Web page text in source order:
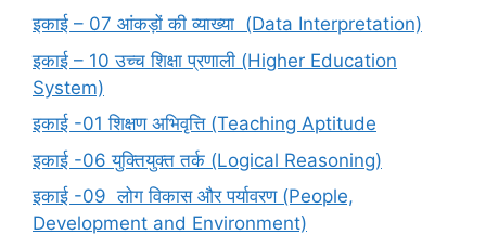
इकाई – 07 आंकड़ों की व्याख्या (Data Interpretation)
इकाई – 10 उच्च शिक्षा प्रणाली (Higher Education
System)
इकाई -01 शिक्षण अभिवृत्ति (Teaching Aptitude
इकाई -06 युक्तियुक्त तर्क (Logical Reasoning)
इकाई -09 लोग विकास और पर्यावरण (People,
Development and Environment)